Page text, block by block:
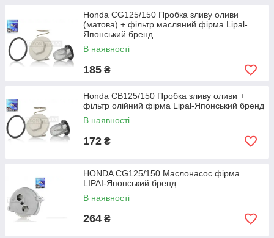
Honda CG125/150 Пробка зливу оливи
(матова) + фільтр масляний фірма Lipal-
Японський бренд
В наявності
185 ₴
Honda CB125/150 Пробка зливу оливи +
фільтр олійний фірма Lipal-Японський бренд
В наявності
172 ₴
HONDA CG125/150 Маслонасос фірма
LIPAI-Японський бренд
В наявності
264 ₴